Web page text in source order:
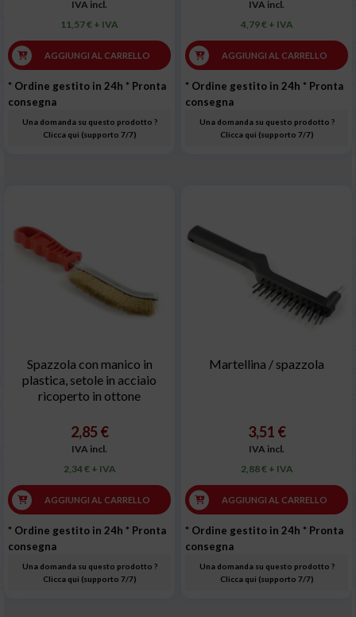
IVA incl.
11,57 € + IVA
AGGIUNGI AL CARRELLO
* Ordine gestito in 24h * Pronta
consegna
Una domanda su questo prodotto ?
Clicca qui (supporto 7/7)
IVA incl.
4,79 € + IVA
AGGIUNGI AL CARRELLO
* Ordine gestito in 24h * Pronta
consegna
Una domanda su questo prodotto ?
Clicca qui (supporto 7/7)
Spazzola con manico in
plastica, setole in acciaio
ricoperto in ottone
2,85 €
IVA incl.
2,34 € + IVA
AGGIUNGI AL CARRELLO
* Ordine gestito in 24h * Pronta
consegna
Una domanda su questo prodotto ?
Clicca qui (supporto 7/7)
Martellina / spazzola
3,51 €
IVA incl.
2,88 € + IVA
AGGIUNGI AL CARRELLO
* Ordine gestito in 24h * Pronta
consegna
Una domanda su questo prodotto ?
Clicca qui (supporto 7/7)